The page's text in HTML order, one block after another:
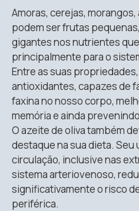
Amoras, cerejas,
podem ser frutas
gigantes nos nutrientes
principalmente para o
Entre as suas
antioxidantes, capazes de
faxina no nosso corpo,
memória e ainda
O azeite de oliva também
destaque na sua dieta. Seu
circulação, inclusive nas
sistema arteriovenoso,
significativamente o risco
periférica.